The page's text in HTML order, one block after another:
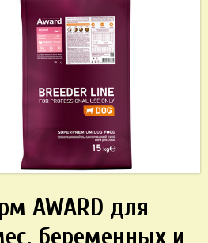
AWARD для
беременных и